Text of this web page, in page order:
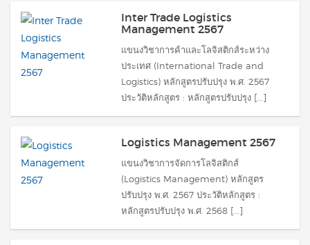
Inter Trade Logistics
Management 2567
แขนงวิชาการค้าและโลจิสติกส์ระหว่าง
ประเทศ (International Trade and
Logistics) หลักสูตรปรับปรุง พ.ศ. 2567
ประวัติหลักสูตร : หลักสูตรปรับปรุง [...]
Logistics Management 2567
แขนงวิชาการจัดการโลจิสติกส์
(Logistics Management) หลักสูตร
ปรับปรุง พ.ศ. 2567 ประวัติหลักสูตร :
หลักสูตรปรับปรุง พ.ศ. 2568 [...]